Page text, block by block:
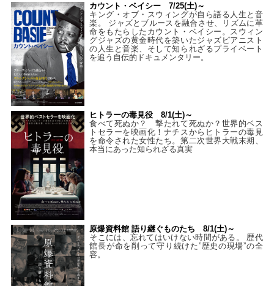
カウント・ベイシー 7/25(土)～
キング・オブ・スウィングが自ら語る人生と音
楽。 ジャズとブルースを融合させ、リズムに革
命をもたらしたカウント・ベイシー。スウィン
グジャズの黄金時代を築いたジャズピアニスト
の人生と音楽、そして知られざるプライベート
を追う自伝的ドキュメンタリー。
ヒトラーの毒見役 8/1(土)～
食べて死ぬか？ 撃たれて死ぬか？世界的ベス
トセラーを映画化！ナチスからヒトラーの毒見
を命令された女性たち。第二次世界大戦末期、
本当にあった知られざる真実
原爆資料館 語り継ぐものたち 8/1(土)～
そこには、忘れてはいけない時間がある。 歴代
館長が命を削って守り続けた”歴史の現場”の全
容。